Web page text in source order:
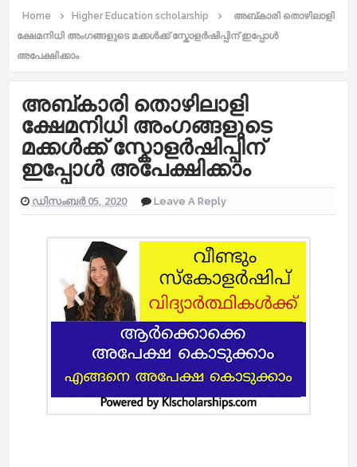
Home Higher Education scholarship
അബ്കാരി തൊഴിലാളി
ക്ഷേമനിധി അംഗങ്ങളുടെ മക്കൾക്ക് സ്കോളർഷിപ്പിന് ഇപ്പോൾ
അപേക്ഷിക്കാം
അബ്കാരി തൊഴിലാളി
ക്ഷേമനിധി അംഗങ്ങളുടെ
മക്കൾക്ക് സ്കോളർഷിപ്പിന്
ഇപ്പോൾ അപേക്ഷിക്കാം
ഡിസംബർ 05, 2020 Leave A Reply